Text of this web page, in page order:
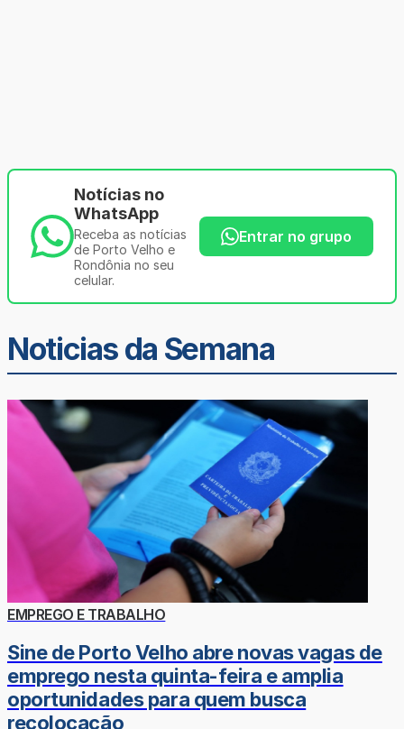
Notícias no
WhatsApp
Receba as notícias
de Porto Velho e
Rondônia no seu
celular.
Entrar no grupo
Noticias da Semana
EMPREGO E TRABALHO
Sine de Porto Velho abre novas vagas de
emprego nesta quinta-feira e amplia
oportunidades para quem busca
recolocação